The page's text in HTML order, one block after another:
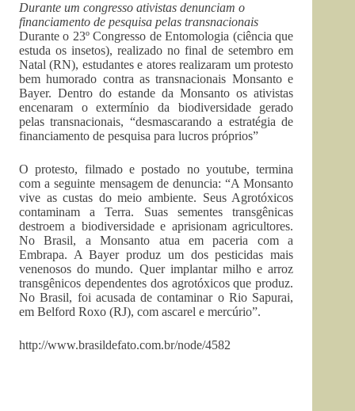
Durante um congresso ativistas denunciam o
financiamento de pesquisa pelas transnacionais
Durante o 23º Congresso de Entomologia (ciência que
estuda os insetos), realizado no final de setembro em
Natal (RN), estudantes e atores realizaram um protesto
bem humorado contra as transnacionais Monsanto e
Bayer. Dentro do estande da Monsanto os ativistas
encenaram o extermínio da biodiversidade gerado
pelas transnacionais, “desmascarando a estratégia de
financiamento de pesquisa para lucros próprios”
O protesto, filmado e postado no youtube, termina
com a seguinte mensagem de denuncia: “A Monsanto
vive as custas do meio ambiente. Seus Agrotóxicos
contaminam a Terra. Suas sementes transgênicas
destroem a biodiversidade e aprisionam agricultores.
No Brasil, a Monsanto atua em paceria com a
Embrapa. A Bayer produz um dos pesticidas mais
venenosos do mundo. Quer implantar milho e arroz
transgênicos dependentes dos agrotóxicos que produz.
No Brasil, foi acusada de contaminar o Rio Sapurai,
em Belford Roxo (RJ), com ascarel e mercúrio”.
http://www.brasildefato.com.br/node/4582